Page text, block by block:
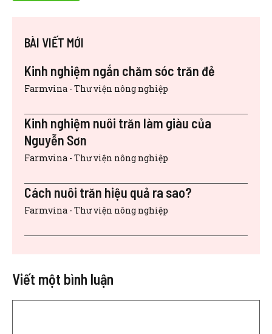
BÀI VIẾT MỚI
Kinh nghiệm ngắn chăm sóc trăn đẻ
Farmvina - Thư viện nông nghiệp
Kinh nghiệm nuôi trăn làm giàu của
Nguyễn Sơn
Farmvina - Thư viện nông nghiệp
Cách nuôi trăn hiệu quả ra sao?
Farmvina - Thư viện nông nghiệp
Viết một bình luận